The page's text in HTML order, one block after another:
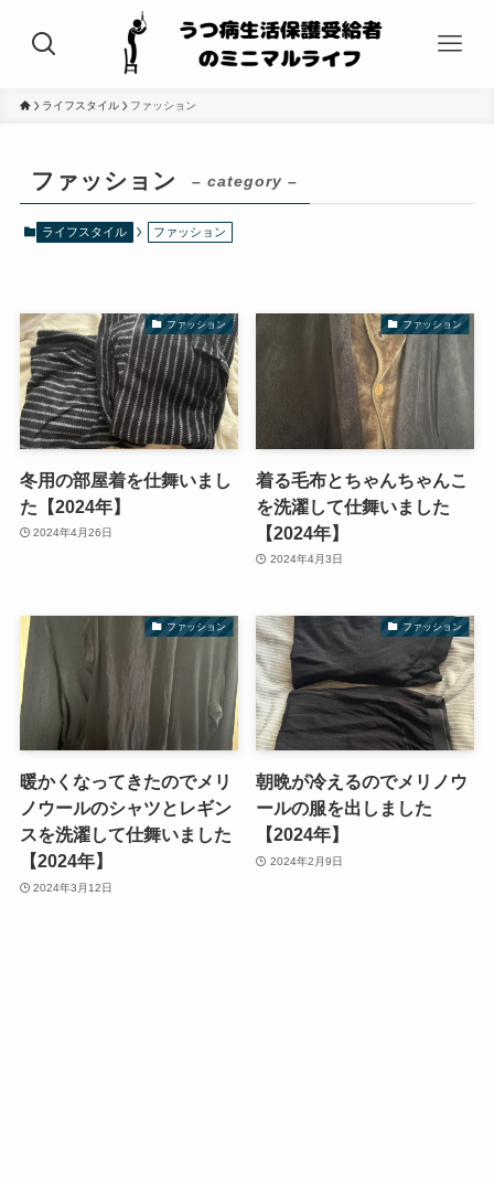
ライフスタイル ファッション
ファッション – category –
ライフスタイル ファッション
ファッション
冬用の部屋着を仕舞いまし
た【2024年】
2024年4月26日
ファッション
着る毛布とちゃんちゃんこ
を洗濯して仕舞いました
【2024年】
2024年4月3日
ファッション
暖かくなってきたのでメリ
ノウールのシャツとレギン
スを洗濯して仕舞いました
【2024年】
2024年3月12日
ファッション
朝晩が冷えるのでメリノウ
ールの服を出しました
【2024年】
2024年2月9日